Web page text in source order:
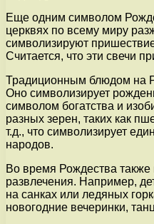
Еще одним символом
церквях по всему миру
символизируют
Считается, что эти свечи
Традиционным блюдом на
Оно символизирует
символом богатства и
разных зерен, таких как
т.д., что символизирует
народов.
Во время Рождества
развлечения. Например,
на санках или ледяных
новогодние вечеринки,